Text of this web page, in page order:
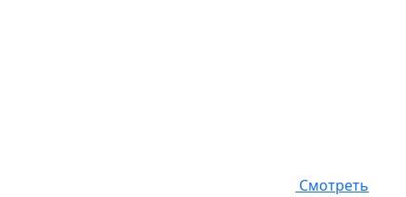
Смотреть